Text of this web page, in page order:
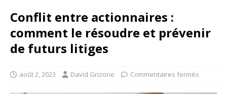
Conflit entre actionnaires :
comment le résoudre et prévenir
de futurs litiges
août 2, 2023 David Grizone Commentaires fermés